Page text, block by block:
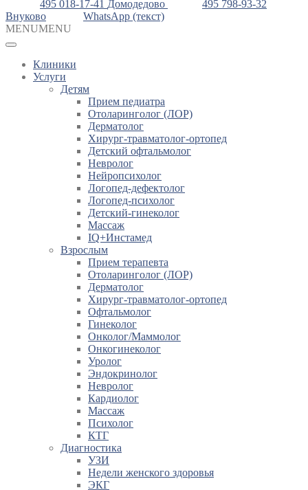
495 018-17-41 Домодедово
495 798-93-32
Внуково
WhatsApp (текст)
MENUMENU
Клиники
Услуги
Детям
Прием педиатра
Отоларинголог (ЛОР)
Дерматолог
Хирург-травматолог-ортопед
Детский офтальмолог
Невролог
Нейропсихолог
Логопед-дефектолог
Логопед-психолог
Детский-гинеколог
Массаж
IQ+Инстамед
Взрослым
Прием терапевта
Отоларинголог (ЛОР)
Дерматолог
Хирург-травматолог-ортопед
Офтальмолог
Гинеколог
Онколог/Маммолог
Онкогинеколог
Уролог
Эндокринолог
Невролог
Кардиолог
Массаж
Психолог
КТГ
Диагностика
УЗИ
Недели женского здоровья
ЭКГ